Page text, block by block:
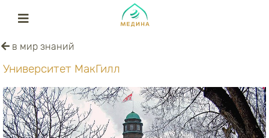
в мир знаний
Университет МакГилл